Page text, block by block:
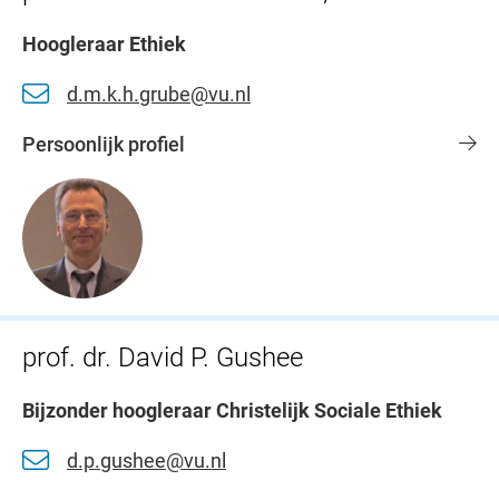
Hoogleraar Ethiek
d.m.k.h.grube@vu.nl
Persoonlijk profiel
prof. dr. David P. Gushee
Bijzonder hoogleraar Christelijk Sociale Ethiek
d.p.gushee@vu.nl